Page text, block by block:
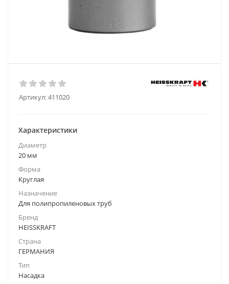
Артикул:411020
Характеристики
Диаметр
20 мм
Форма
Круглая
Назначение
Для полипропиленовых труб
Бренд
HEISSKRAFT
Страна
ГЕРМАНИЯ
Тип
Насадка